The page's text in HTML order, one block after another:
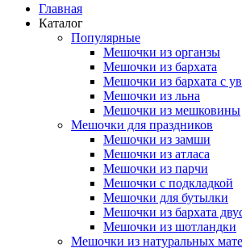
Главная
Каталог
Популярные
Мешочки из органзы
Мешочки из бархата
Мешочки из бархата с
Мешочки из льна
Мешочки из мешковины
Мешочки для праздников
Мешочки из замши
Мешочки из атласа
Мешочки из парчи
Мешочки с подкладкой
Мешочки для бутылки
Мешочки из бархата
Мешочки из шотландки
Мешочки из натуральных